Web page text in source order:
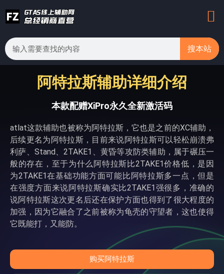
搜本站
阿特拉斯辅助详细介绍
本款配赠XiPro永久全新激活码
atlat这款辅助也被称为阿特拉斯，它也是之前的XC辅助，
后续更名为阿特拉斯，目前来说阿特拉斯可以轻松崩溃弗
利萨、Stand、2TAKE1、黄昏等攻防类辅助，属于碾压一
般的存在，至于为什么阿特拉斯比2TAKE1价格低，是因
为2TAKE1在基础功能方面可能比阿特拉斯多一点，但是
在强度方面来说阿特拉斯确实比2TAKE1强很多，准确的
说阿特拉斯这次更名后还在保护方面也得到了很大程度的
加强，因为它融合了之前被称为龟壳的守望者，这也使得
它既能打，又能防。
购买阿特拉斯